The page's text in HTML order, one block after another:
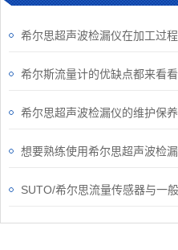
希尔斯流量计的优缺点都来看看